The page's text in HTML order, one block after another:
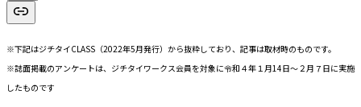
※下記はジチタイCLASS（2022年5月発行）から抜粋しており、記事は取材時のものです。
※誌面掲載のアンケートは、ジチタイワークス会員を対象に令和４年１月14日～２月７日に実施
したものです